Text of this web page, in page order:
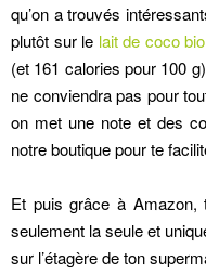
qu’on a trouvés
plutôt sur le lait de coco
(et 161 calories pour 100
ne conviendra pas pour
on met une note et des
notre boutique pour te
Et puis grâce à Amazon,
seulement la seule et
sur l’étagère de ton